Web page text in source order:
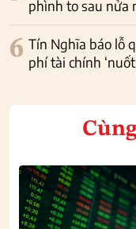
phình to sau nửa
6 Tín Nghĩa báo lỗ
phí tài chính